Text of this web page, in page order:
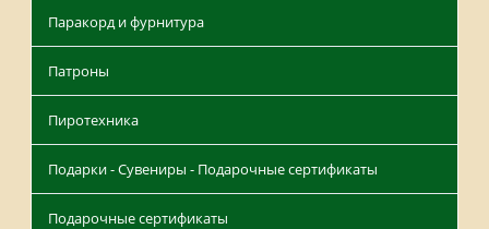
Паракорд и фурнитура
Патроны
Пиротехника
Подарки - Сувениры - Подарочные сертификаты
Подарочные сертификаты